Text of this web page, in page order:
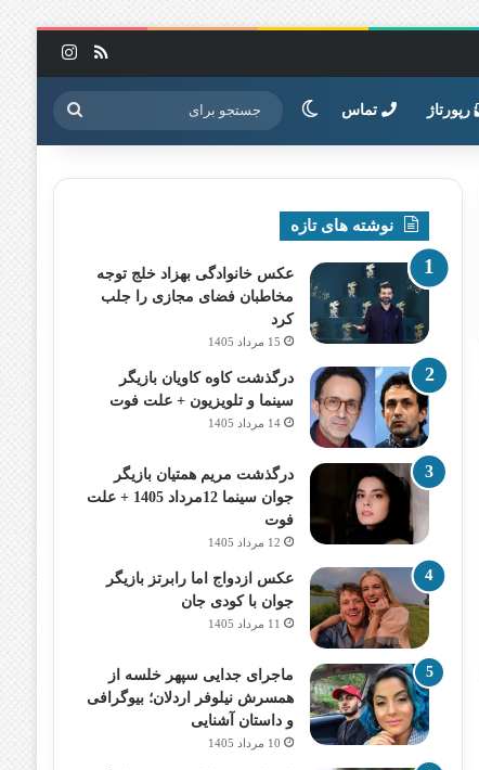
خوراک
رپورتاژ تماس تغییر پوسته جستجو
برای
نوشته های تازه
عکس خانوادگی بهزاد خلج توجه
مخاطبان فضای مجازی را جلب
کرد
15 مرداد 1405
درگذشت کاوه کاویان بازیگر
سینما و تلویزیون + علت فوت
14 مرداد 1405
درگذشت مریم همتیان بازیگر
جوان سینما 12مرداد 1405 + علت
فوت
12 مرداد 1405
عکس ازدواج اما رابرتز بازیگر
جوان با کودی جان
11 مرداد 1405
ماجرای جدایی سپهر خلسه از
همسرش نیلوفر اردلان؛ بیوگرافی
و داستان آشنایی
10 مرداد 1405